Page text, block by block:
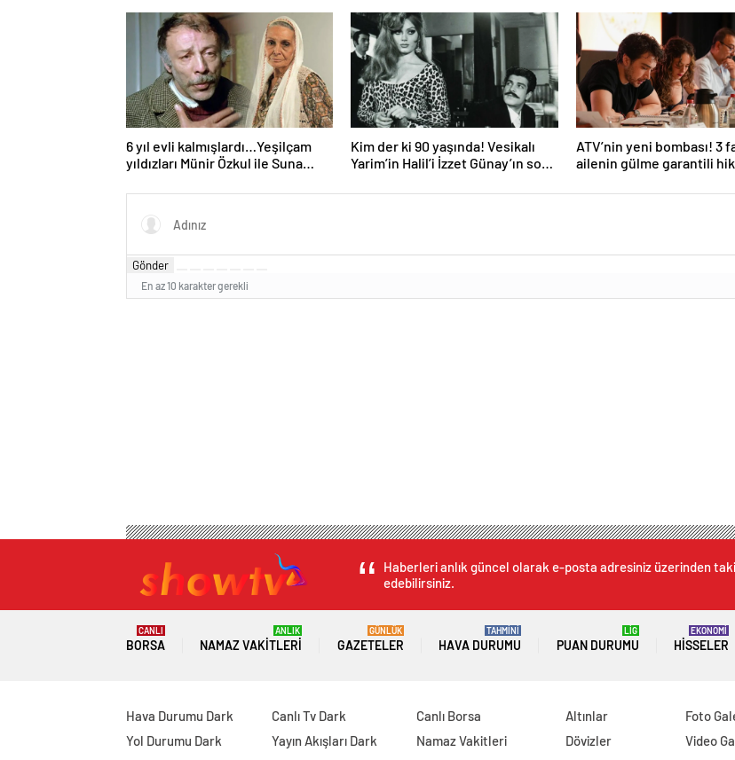
6 yıl evli kalmışlardı…Yeşilçam
yıldızları Münir Özkul ile Suna
Kim der ki 90 yaşında! Vesikalı
Yarim’in Halil’i İzzet Günay’ın son
ATV’nin yeni bombası! 3
ailenin gülme garantili
Gönder
En az 10 karakter gerekli
Haberleri anlık güncel olarak e-posta adresiniz üzerinden
edebilirsiniz.
BORSA
CANLI
NAMAZ VAKITLERI
ANLIK
GAZETELER
GÜNLÜK
HAVA DURUMU
TAHMİNİ
PUAN DURUMU
LİG
HISSELER
EKONOMİ
Hava Durumu Dark
Yol Durumu Dark
Canlı Tv Dark
Yayın Akışları Dark
Canlı Borsa
Namaz Vakitleri
Altınlar
Dövizler
Foto
Video